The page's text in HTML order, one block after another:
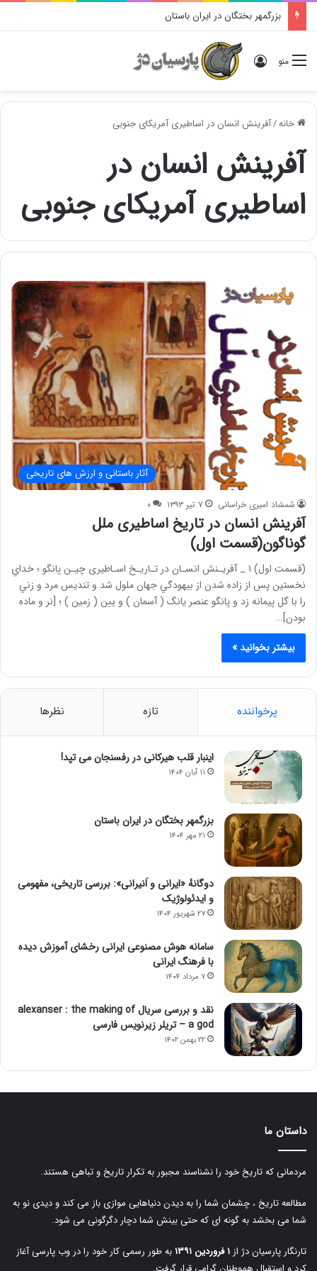
بزرگمهر بختگان در ایران باستان
منو ورود
خانه/آفرینش انسان در اساطیری آمریکای جنوبی
آفرینش انسان در
اساطیری آمریکای جنوبی
آثار باستانی و ارزش های تاریخی
شمشاد امیری خراسانی ۷ تیر ۱۳۹۳ ۰
آفرینش انسان در تاریخ اساطیری ملل
گوناگون(قسمت اول)
(قسمت اول) ۱ _ آفریـنش انسـان در تـاریـخ اسـاطیری چیـن پانگو ؛ خداي
نخستين پس از زاده شدن از بيهودگي جهان ملول شد و تنديس مرد و زني
را با گل پيمانه زد و پانگو عنصر يانگ ( آسمان ) و يين ( زمين ) ؛ [نر و ماده
بودن]…
بیشتر بخوانید »
پرخواننده تازه نظرها
اینبار قلب هیرکانی در رفسنجان می تپد!
۱۱ آبان ۱۴۰۴
بزرگمهر بختگان در ایران باستان
۲۱ مهر ۱۴۰۴
دوگانهٔ «ایرانی و اَنیرانی»: بررسی تاریخی، مفهومی
و ایدئولوژیک
۲۷ شهریور ۱۴۰۴
سامانه هوش مصنوعی ایرانی رخشای آموزش دیده
با فرهنگ ایرانی
۷ مرداد ۱۴۰۴
نقد و بررسی سریال alexanser : the making of
a god – تریلر زیرنویس فارسی
۲۲ بهمن ۱۴۰۲
داستان ما
مردمانی که تاریخ خود را نشناسند مجبور به تکرار تاریخ و تباهی هستند.
مطالعه تاریخ ، چشمان شما را به دیدن دنیاهایی موازی باز می کند و دیدی نو به
شما می بخشد به گونه ای که حتی بینش شما دچار دگرگونی می شود.
تارنگار پارسیان دژ از ۱ فروردین ۱۳۹۱
به طور رسمی کار خود را در وب پارسی آغاز